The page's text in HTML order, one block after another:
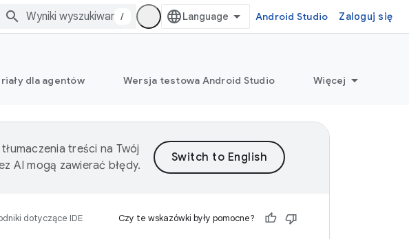
/ Android Studio Zaloguj się
dla agentów Wersja testowa Android Studio Więcej
treści na Twój
AI mogą zawierać błędy.
dotyczące IDE Czy te wskazówki były pomocne?